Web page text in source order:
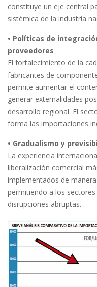
constituye un eje central
sistémica de la industria
• Políticas de
proveedores
El fortalecimiento de la
fabricantes de
permite aumentar el
generar externalidades
desarrollo regional. El
forma las importaciones
• Gradualismo y
La experiencia
liberalización comercial
implementados de
permitiendo a los
disrupciones abruptas.